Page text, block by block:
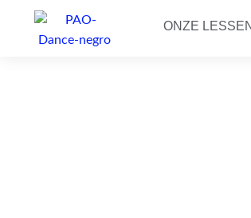
ONZE LESSEN